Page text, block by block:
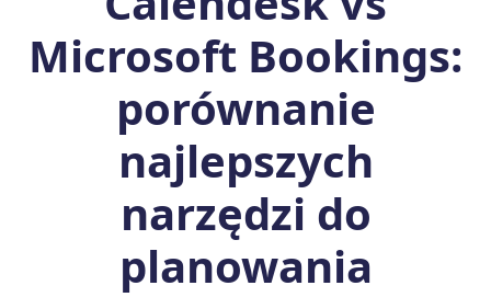
Microsoft Bookings:
porównanie
najlepszych
narzędzi do
planowania